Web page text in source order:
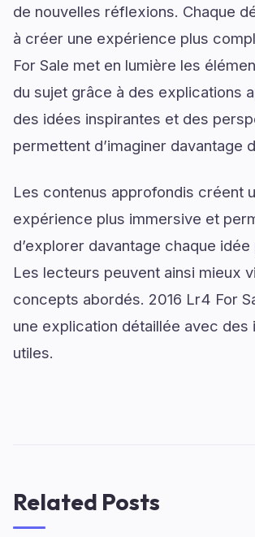
de nouvelles réflexions. Chaque
à créer une expérience plus
For Sale met en lumière les
du sujet grâce à des explications
des idées inspirantes et des
permettent d’imaginer davantage
Les contenus approfondis créent
expérience plus immersive et
d’explorer davantage chaque
Les lecteurs peuvent ainsi mieux
concepts abordés. 2016 Lr4 For
une explication détaillée avec des
utiles.
Related Posts